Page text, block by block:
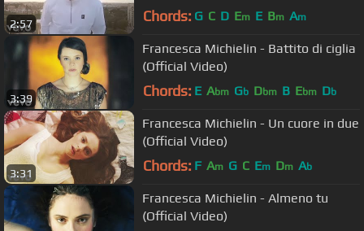
2:57 Chords: G C D Em E Bm Am
3:39
Francesca Michielin - Battito di ciglia
(Official Video)
Chords: E Abm Gb Dbm B Ebm Db
3:31
Francesca Michielin - Un cuore in due
(Official Video)
Chords: F Am G C Em Dm Ab
Francesca Michielin - Almeno tu
(Official Video)